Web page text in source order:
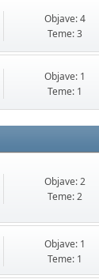
Objave: 4
Teme: 3
Objave: 1
Teme: 1
Objave: 2
Teme: 2
Objave: 1
Teme: 1